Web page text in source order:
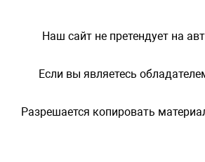
Наш сайт не претендует на
Если вы являетесь
Разрешается копировать